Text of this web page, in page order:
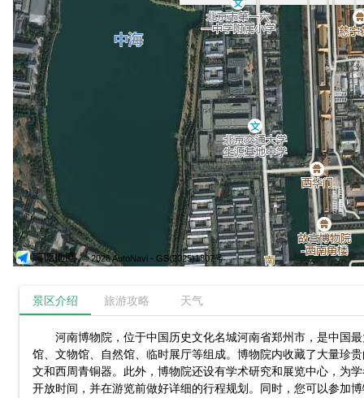
© 2026 AutoNavi - GS(2025)1807号
景区介绍 旅游攻略 天气
河南博物院，位于中国历史文化名城河南省郑州市，是中国
馆、文物馆、自然馆、临时展厅等组成。博物院内收藏了大量珍
文和西周青铜器。此外，博物院还设有学术研究和展览中心，为
开放时间，并在游览前做好详细的行程规划。同时，您可以参加